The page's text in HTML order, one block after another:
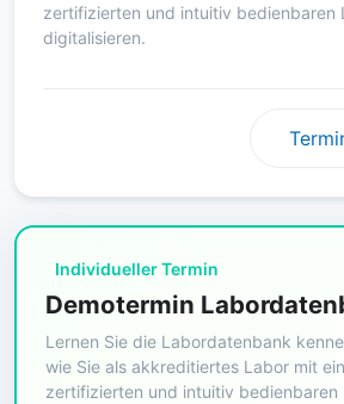
zertifizierten und intuitiv bedienbaren
digitalisieren.
Individueller Termin
Demotermin
Lernen Sie die Labordatenbank
wie Sie als akkreditiertes Labor mit
zertifizierten und intuitiv bedienbaren